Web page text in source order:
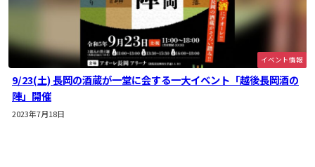
イベント情報
9/23(土) 長岡の酒蔵が一堂に会する一大イベント「越後長岡酒の
陣」開催
2023年7月18日